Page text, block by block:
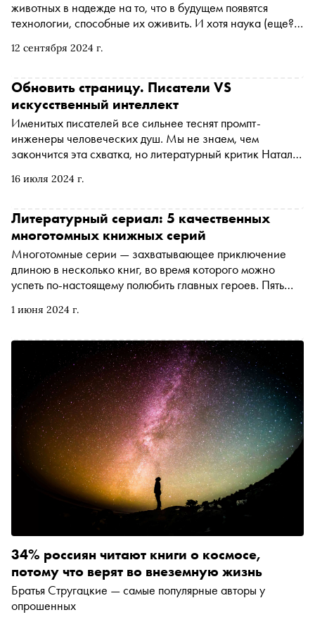
12 сентября 2024 г.
животных в надежде на то, что в будущем появятся
технологии, способные их оживить. И хотя наука (еще?)
мнения разделились: одни ученые полагают, что это
называют крионику новой изощренной ритуальной
услугой. Подробности — в материале «Сноба»
16 июля 2024 г.
Обновить страницу. Писатели VS
искусственный интеллект
Именитых писателей все сильнее теснят промпт-
инженеры человеческих душ. Мы не знаем, чем
закончится эта схватка, но литературный критик Наталья
началась
1 июня 2024 г.
Литературный сериал: 5 качественных
многотомных книжных серий
Многотомные серии — захватывающее приключение
длиною в несколько книг, во время которого можно
успеть по-настоящему полюбить главных героев. Пять
сервиса « Литрес »
34% россиян читают книги о космосе,
потому что верят во внеземную жизнь
Братья Стругацкие — самые популярные авторы у
опрошенных